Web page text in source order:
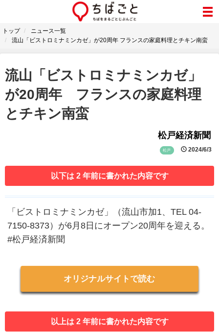
トップ
ニュース一覧
流山「ビストロミナミンカゼ」が20周年 フランスの家庭料理とチキン南蛮
流山「ビストロミナミンカゼ」
が20周年 フランスの家庭料理
とチキン南蛮
松戸経済新聞
松戸 2024/6/3
以下は 2 年前に書かれた内容です
「ビストロミナミンカゼ」（流山市加1、TEL 04-
7150-8373）が6月8日にオープン20周年を迎える。
#松戸経済新聞
オリジナルサイトで読む
以上は 2 年前に書かれた内容です